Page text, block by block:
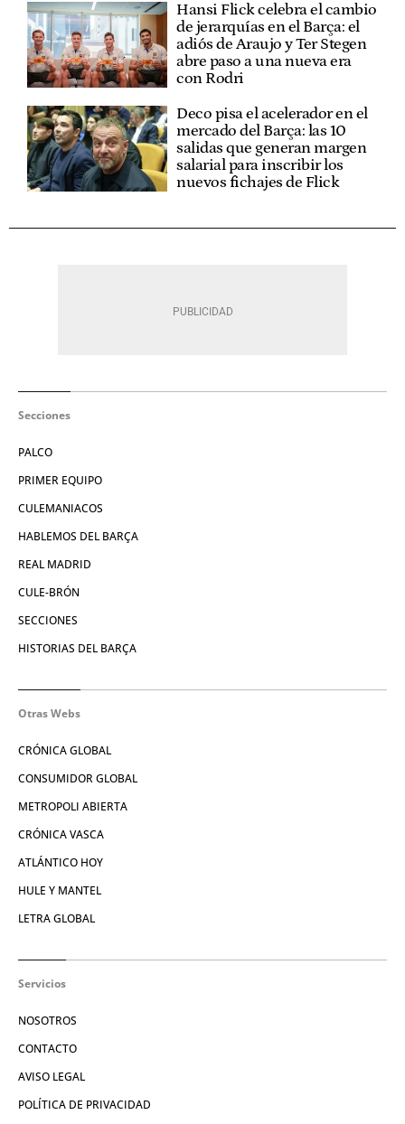
Hansi Flick celebra el cambio
de jerarquías en el Barça: el
adiós de Araujo y Ter Stegen
abre paso a una nueva era
con Rodri
Deco pisa el acelerador en el
mercado del Barça: las 10
salidas que generan margen
salarial para inscribir los
nuevos fichajes de Flick
Secciones
PALCO
PRIMER EQUIPO
CULEMANIACOS
HABLEMOS DEL BARÇA
REAL MADRID
CULE-BRÓN
SECCIONES
HISTORIAS DEL BARÇA
Otras Webs
CRÓNICA GLOBAL
CONSUMIDOR GLOBAL
METROPOLI ABIERTA
CRÓNICA VASCA
ATLÁNTICO HOY
HULE Y MANTEL
LETRA GLOBAL
Servicios
NOSOTROS
CONTACTO
AVISO LEGAL
POLÍTICA DE PRIVACIDAD